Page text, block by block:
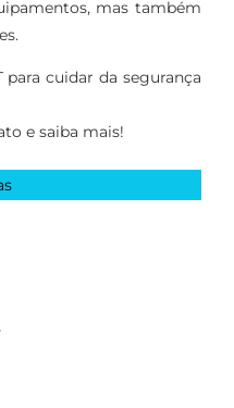
mas também
cuidar da segurança
e saiba mais!